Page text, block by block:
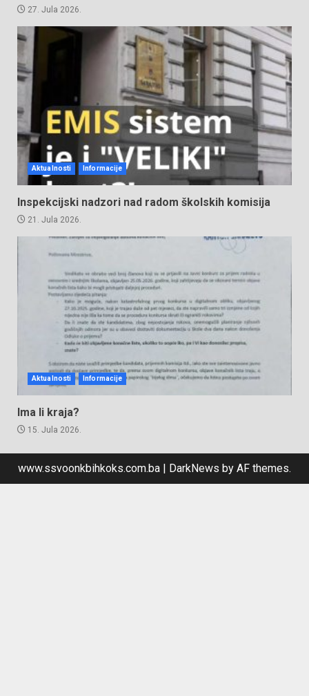
27. Jula 2026.
Aktualnosti Informacije
Inspekcijski nadzori nad radom školskih komisija
21. Jula 2026.
Aktualnosti Informacije
Ima li kraja?
15. Jula 2026.
www.ssvoonkbihkoks.com.ba DarkNews by AF themes.